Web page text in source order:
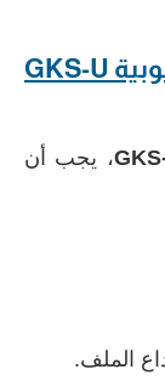
شروط الترشيح لمنحة كوريا الجنوبية GKS-U
، يجب أن